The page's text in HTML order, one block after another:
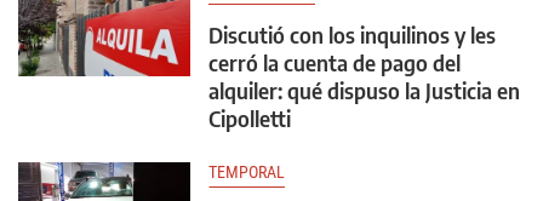
Discutió con los inquilinos y les
cerró la cuenta de pago del
alquiler: qué dispuso la Justicia en
Cipolletti
TEMPORAL